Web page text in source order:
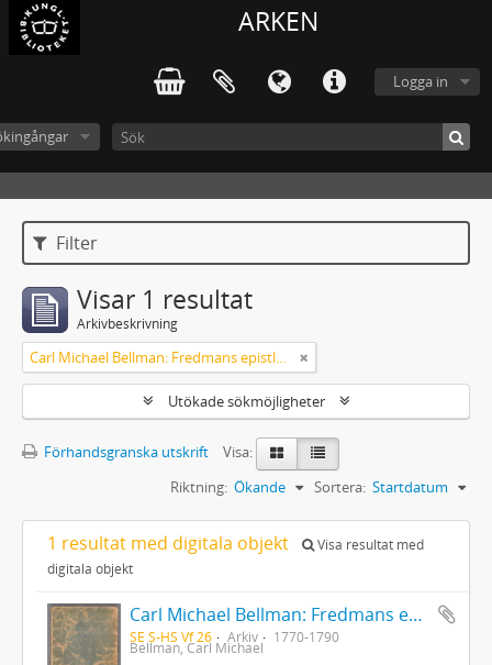
ARKEN
Logga in
Filter
Visar 1 resultat
Arkivbeskrivning
Carl Michael Bellman: Fredmans epistlar [Nechers ex.]. Ep. 1-50
Utökade sökmöjligheter
Förhandsgranska utskrift
Visa:
Sortera: Startdatum
Riktning: Ökande
1 resultat med digitala objekt
Visa resultat med
digitala objekt
Carl Michael Bellman: Fredmans epistlar [Nechers ex.]. Ep. 1-50
SE S-HS Vf 26 Arkiv 1770-1790
Bellman, Carl Michael